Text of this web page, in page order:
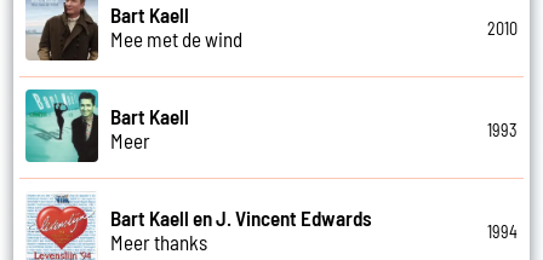
Bart Kaell
Mee met de wind
2010
Bart Kaell
Meer
1993
Bart Kaell en J. Vincent Edwards
Meer thanks
1994